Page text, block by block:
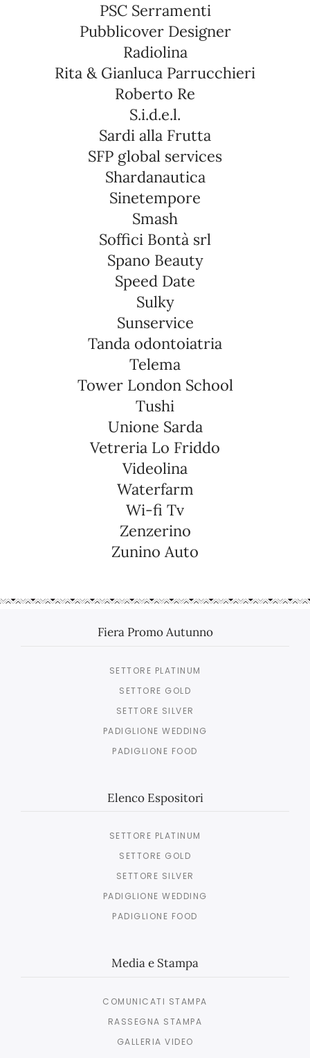
PSC Serramenti
Pubblicover Designer
Radiolina
Rita & Gianluca Parrucchieri
Roberto Re
S.i.d.e.l.
Sardi alla Frutta
SFP global services
Shardanautica
Sinetempore
Smash
Soffici Bontà srl
Spano Beauty
Speed Date
Sulky
Sunservice
Tanda odontoiatria
Telema
Tower London School
Tushi
Unione Sarda
Vetreria Lo Friddo
Videolina
Waterfarm
Wi-fi Tv
Zenzerino
Zunino Auto
Fiera Promo Autunno
SETTORE PLATINUM
SETTORE GOLD
SETTORE SILVER
PADIGLIONE WEDDING
PADIGLIONE FOOD
Elenco Espositori
SETTORE PLATINUM
SETTORE GOLD
SETTORE SILVER
PADIGLIONE WEDDING
PADIGLIONE FOOD
Media e Stampa
COMUNICATI STAMPA
RASSEGNA STAMPA
GALLERIA VIDEO